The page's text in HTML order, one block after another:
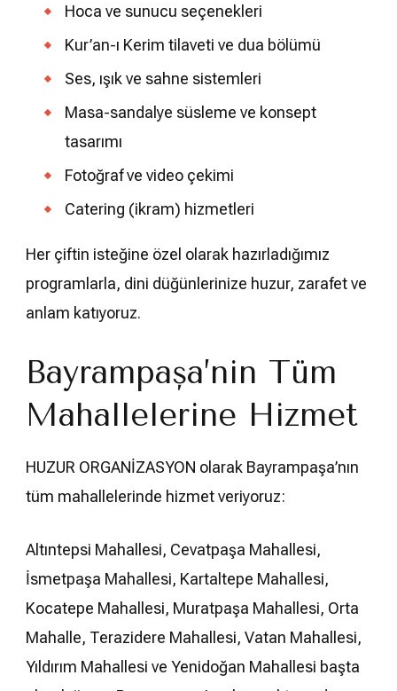
Hoca ve sunucu seçenekleri
Kur’an-ı Kerim tilaveti ve dua bölümü
Ses, ışık ve sahne sistemleri
Masa-sandalye süsleme ve konsept
tasarımı
Fotoğraf ve video çekimi
Catering (ikram) hizmetleri
Her çiftin isteğine özel olarak hazırladığımız
programlarla, dini düğünlerinize huzur, zarafet ve
anlam katıyoruz.
Bayrampaşa’nın Tüm
Mahallelerine Hizmet
HUZUR ORGANİZASYON olarak Bayrampaşa’nın
tüm mahallelerinde hizmet veriyoruz:
Altıntepsi Mahallesi, Cevatpaşa Mahallesi,
İsmetpaşa Mahallesi, Kartaltepe Mahallesi,
Kocatepe Mahallesi, Muratpaşa Mahallesi, Orta
Mahalle, Terazidere Mahallesi, Vatan Mahallesi,
Yıldırım Mahallesi ve Yenidoğan Mahallesi başta